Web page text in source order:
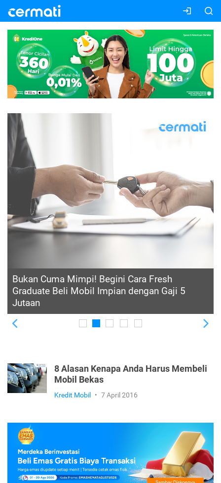
Jadikan Mobilitas Makin Praktis, Ini Cara
Menabung untuk Beli Mobil Kurang dari 1
Tahun
8 Alasan Kenapa Anda Harus Membeli
Mobil Bekas
Kredit Mobil • 7 April 2016